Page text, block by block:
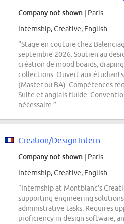
Company not shown | Paris
Internship, Creative, English
“Stage en couture chez
septembre 2026. Soutien au
création de mood boards,
collections. Ouvert aux
(Master ou BA). Compétences
Suite et anglais fluide.
nécessaire.”
Creation/Design Intern
Company not shown | Paris
Internship, Creative, English
“Internship at Montblanc's
supporting engineering
administrative tasks. Requires
proficiency in design software,